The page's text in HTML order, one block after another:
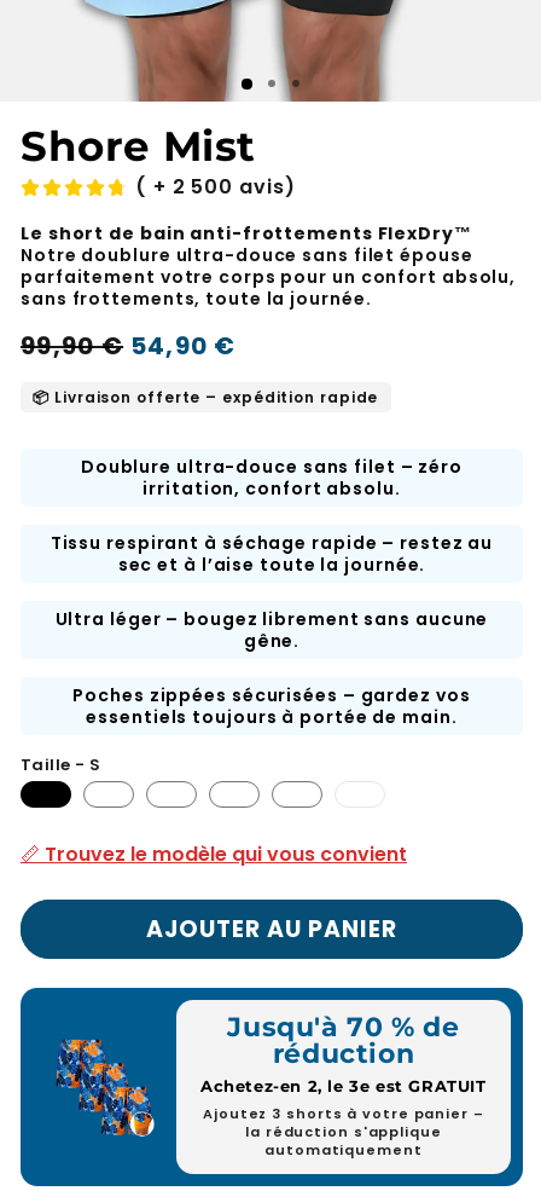
Shore Mist
( + 2 500 avis)
Le short de bain anti-frottements FlexDry™
Notre doublure ultra-douce sans filet épouse
parfaitement votre corps pour un confort absolu,
sans frottements, toute la journée.
Prix
normal
54,90 €
Prix
soldé
99,90 €
📦 Livraison offerte – expédition rapide
Doublure ultra-douce sans filet – zéro
irritation, confort absolu.
Tissu respirant à séchage rapide – restez au
sec et à l’aise toute la journée.
Ultra léger – bougez librement sans aucune
gêne.
Poches zippées sécurisées – gardez vos
essentiels toujours à portée de main.
Taille - S
3XL
épuisé
ou
📏 Trouvez le modèle qui vous convient
AJOUTER AU PANIER
Jusqu'à 70 % de
réduction
Achetez-en 2, le 3e est GRATUIT
Ajoutez 3 shorts à votre panier –
la réduction s'applique
automatiquement